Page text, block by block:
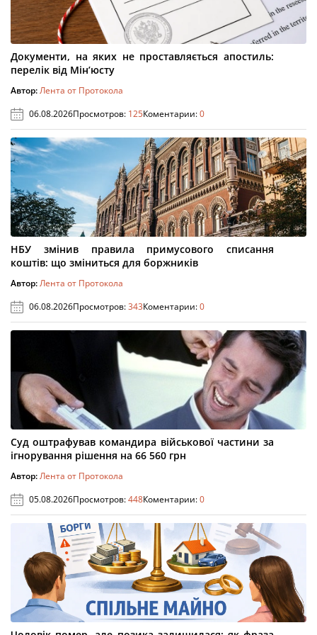
Документи, на яких не проставляється апостиль:
перелік від Мін’юсту
Автор:Лента от Протокола
06.08.2026Просмотров: 125Коментарии:0
НБУ змінив правила примусового списання
коштів: що зміниться для боржників
Автор:Лента от Протокола
06.08.2026Просмотров:343Коментарии:0
Суд оштрафував командира військової частини за
ігнорування рішення на 66 560 грн
Автор:Лента от Протокола
05.08.2026Просмотров:448Коментарии:0